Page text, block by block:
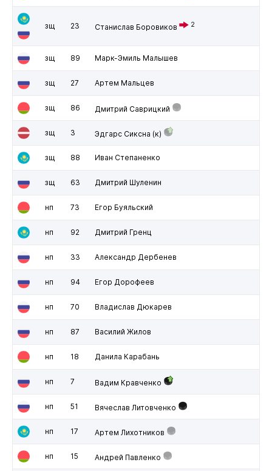
зщ 23 Станислав Боровиков 2
зщ 89 Марк-Эмиль Малышев
зщ 27 Артем Мальцев
зщ 86 Дмитрий Саврицкий
зщ 3 Эдгарс Сиксна (к)
зщ 88 Иван Степаненко
зщ 63 Дмитрий Шуленин
нп 73 Егор Буяльский
нп 92 Дмитрий Гренц
нп 33 Александр Дербенев
нп 94 Егор Дорофеев
нп 70 Владислав Дюкарев
нп 87 Василий Жилов
нп 18 Данила Карабань
нп 7 Вадим Кравченко
нп 51 Вячеслав Литовченко
нп 17 Артем Лихотников
нп 15 Андрей Павленко